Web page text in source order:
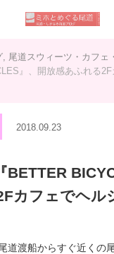
, 尾道スウィーツ・カフェ
』、開放感あふれる
2018.09.23
BETTER
カフェでヘル
道渡船からすぐ近くの